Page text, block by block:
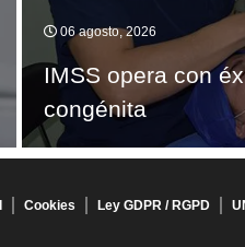
06 agosto, 2026
IMSS opera con
congénita
Cookies Ley GDPR / RGPD